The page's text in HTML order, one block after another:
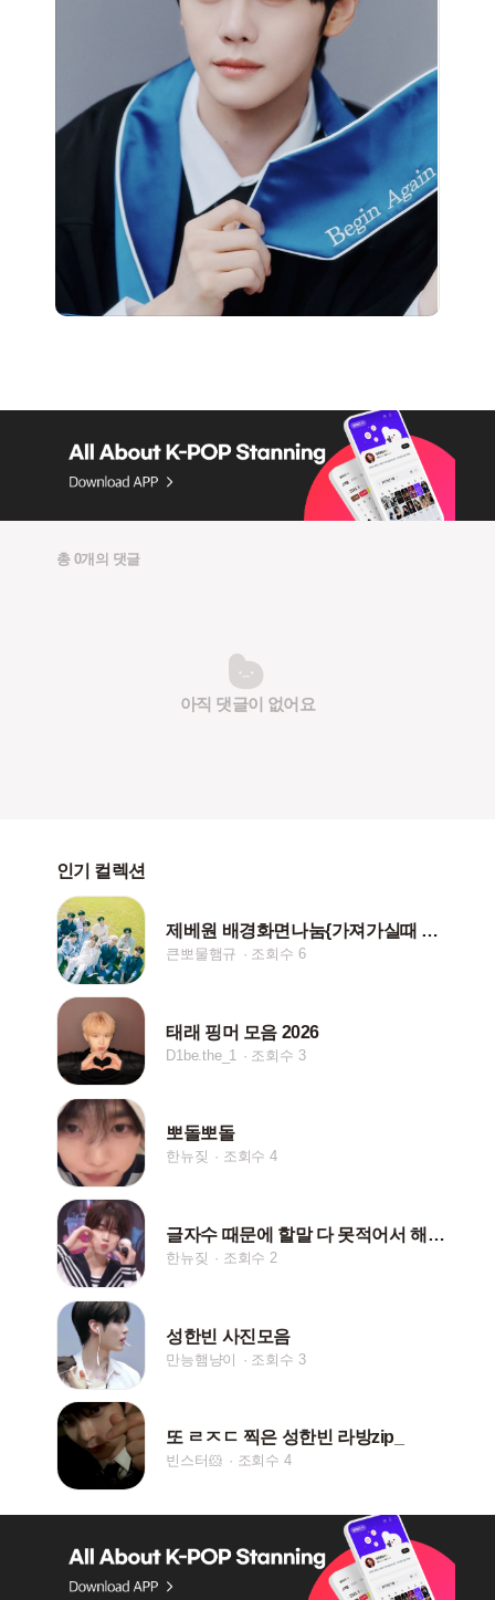
총 0개의 댓글
아직 댓글이 없어요
인기 컬렉션
제베원 배경화면나눔{가져가실때 저장댓글 부탁드립니다!}
큰뽀물햄규 조회수 6
태래 핑머 모음 2026
D1be.the_1 조회수 3
뽀돌뽀돌
한뉴짖 조회수 4
글자수 때문에 할말 다 못적어서 해시태그 봐주세요(고민
한뉴짖 조회수 2
성한빈 사진모음
만능햄냥이 조회수 3
또 ㄹㅈㄷ 찍은 성한빈 라방zip_
빈스터🐹 조회수 4